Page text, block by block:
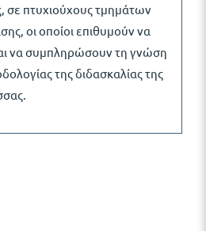
σε πτυχιούχους τμημάτων
οι οποίοι επιθυμούν να
να συμπληρώσουν τη γνώση
της διδασκαλίας της